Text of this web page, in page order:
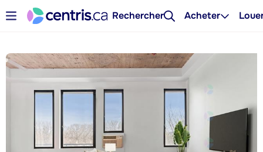
Rechercher Acheter